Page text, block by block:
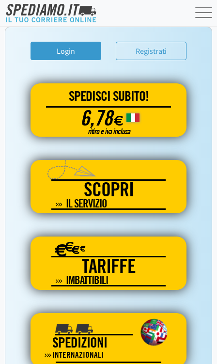
Login Registrati
SPEDISCI SUBITO!
6,78€
ritiro e iva inclusa
SCOPRI
IL SERVIZIO
€€€€
TARIFFE
IMBATTIBILI
SPEDIZIONI
INTERNAZIONALI